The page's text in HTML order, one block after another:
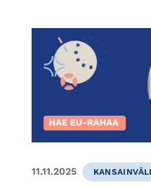
11.11.2025